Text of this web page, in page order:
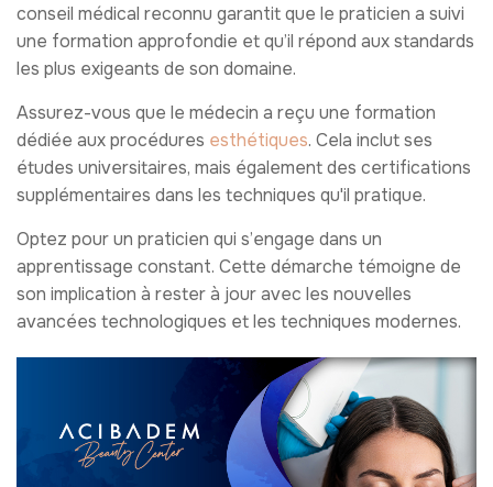
conseil médical reconnu garantit que le praticien a suivi
une formation approfondie et qu’il répond aux standards
les plus exigeants de son domaine.
Assurez-vous que le médecin a reçu une formation
dédiée aux procédures esthétiques. Cela inclut ses
études universitaires, mais également des certifications
supplémentaires dans les techniques qu'il pratique.
Optez pour un praticien qui s’engage dans un
apprentissage constant. Cette démarche témoigne de
son implication à rester à jour avec les nouvelles
avancées technologiques et les techniques modernes.